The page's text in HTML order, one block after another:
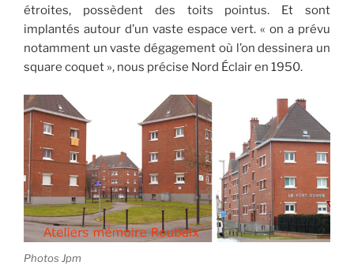
étroites, possèdent des toits pointus. Et sont
implantés autour d’un vaste espace vert. « on a prévu
notamment un vaste dégagement où l’on dessinera un
square coquet », nous précise Nord Éclair en 1950.
Photos Jpm